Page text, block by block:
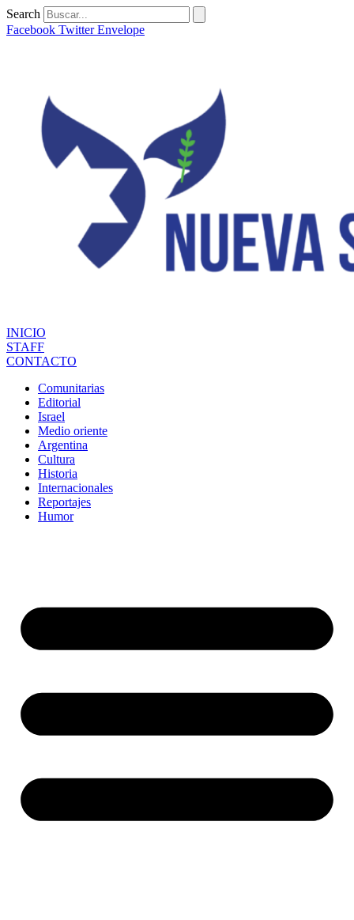
Ir
al
Search
Facebook Twitter Envelope
INICIO
STAFF
CONTACTO
Comunitarias
Editorial
Israel
Medio oriente
Argentina
Cultura
Historia
Internacionales
Reportajes
Humor